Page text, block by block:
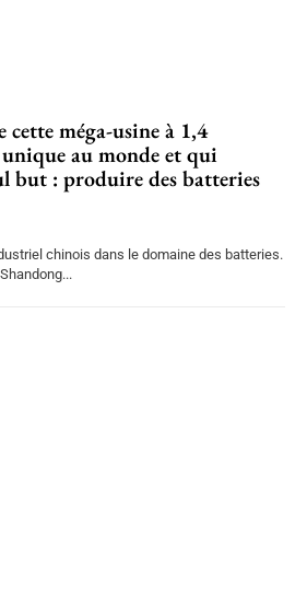
méga-usine à 1,4
au monde et qui
but : produire des batteries
chinois dans le domaine des batteries.